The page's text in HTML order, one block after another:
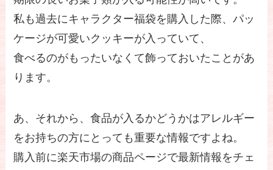
私も過去にキャラクター福袋を購入した際、パッ
ケージが可愛いクッキーが入っていて、
食べるのがもったいなくて飾っておいたことがあ
ります。
あ、それから、食品が入るかどうかはアレルギー
をお持ちの方にとっても重要な情報ですよね。
購入前に楽天市場の商品ページで最新情報をチェ